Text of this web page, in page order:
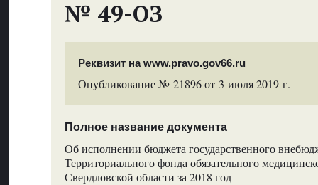
№ 49-ОЗ
Реквизит на www.pravo.gov66.ru
Опубликование № 21896 от 3 июля 2019 г.
Полное название документа
Об исполнении бюджета государственного
Территориального фонда обязательного
Свердловской области за 2018 год